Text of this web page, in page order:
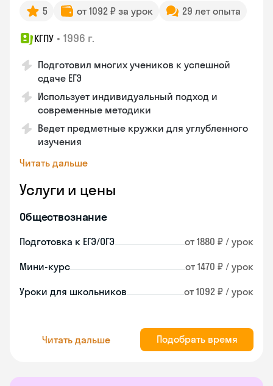
5 от 1092 ₽ за урок 29 лет опыта
КГПУ • 1996 г.
Подготовил многих учеников к успешной
сдаче ЕГЭ
Использует индивидуальный подход и
современные методики
Ведет предметные кружки для углубленного
изучения
Читать дальше
Услуги и цены
Обществознание
Подготовка к ЕГЭ/ОГЭ от 1880 ₽ / урок
Мини-курс от 1470 ₽ / урок
Уроки для школьников от 1092 ₽ / урок
Читать дальше Подобрать время